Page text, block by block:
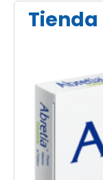
Tienda